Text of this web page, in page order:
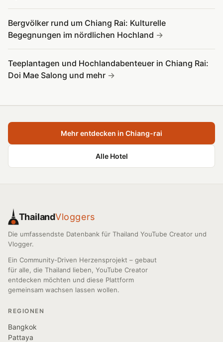
Bergvölker rund um Chiang Rai: Kulturelle
Begegnungen im nördlichen Hochland
Teeplantagen und Hochlandabenteuer in Chiang Rai:
Doi Mae Salong und mehr
Mehr entdecken in Chiang-rai
Alle Hotel
ThailandVloggers
Die umfassendste Datenbank für Thailand YouTube Creator und
Vlogger.
Ein Community-Driven Herzensprojekt – gebaut
für alle, die Thailand lieben, YouTube Creator
entdecken möchten und diese Plattform
gemeinsam wachsen lassen wollen.
REGIONEN
Bangkok
Pattaya